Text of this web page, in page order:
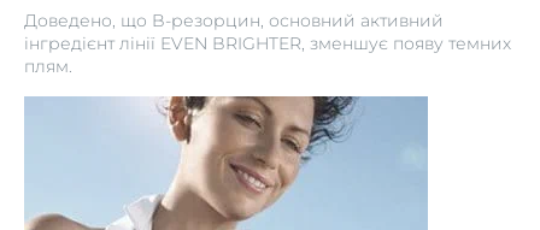
Доведено, що B-резорцин, основний активний
інгредієнт лінії EVEN BRIGHTER, зменшує появу темних
плям.